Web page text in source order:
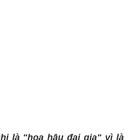
là "hoa hậu đại gia" vì là